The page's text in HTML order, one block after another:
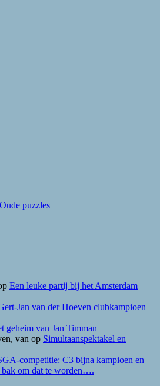
Oude puzzles
Een leuke partij bij het Amsterdam
Jan van der Hoeven clubkampioen
geheim van Jan Timman
van op Simultaanspektakel en
competitie: C3 bijna kampioen en
bak om dat te worden….